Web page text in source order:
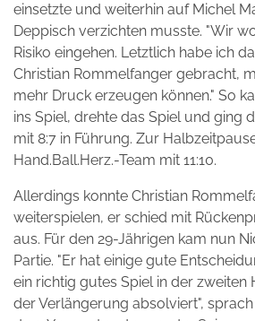
einsetzte und weiterhin auf Michel
Deppisch verzichten musste. "Wir
Risiko eingehen. Letztlich habe ich
Christian Rommelfanger gebracht,
mehr Druck erzeugen können." So
ins Spiel, drehte das Spiel und ging
mit 8:7 in Führung. Zur
Hand.Ball.Herz.-Team mit 11:10.
Allerdings konnte Christian
weiterspielen, er schied mit
aus. Für den 29-Jährigen kam nun
Partie. "Er hat einige gute
ein richtig gutes Spiel in der zweiten
der Verlängerung absolviert",